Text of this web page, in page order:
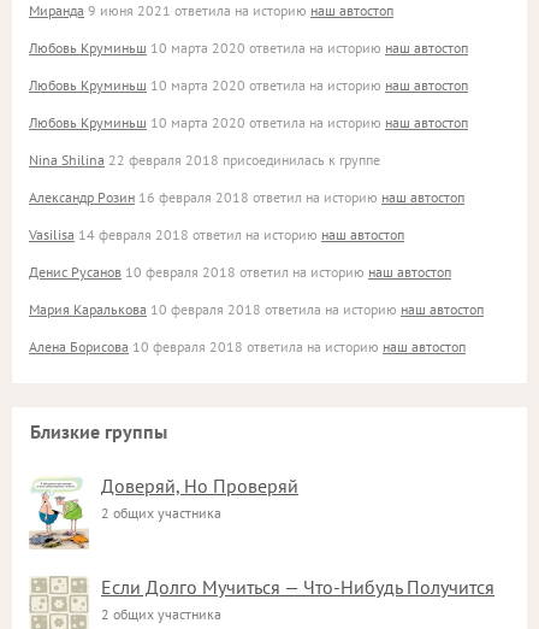
Миранда 9 июня 2021 ответила на историю наш автостоп
Любовь Круминьш 10 марта 2020 ответила на историю наш автостоп
Любовь Круминьш 10 марта 2020 ответила на историю наш автостоп
Любовь Круминьш 10 марта 2020 ответила на историю наш автостоп
Nina Shilina 22 февраля 2018 присоединилась к группе
Александр Розин 16 февраля 2018 ответил на историю наш автостоп
Vasilisa 14 февраля 2018 ответил на историю наш автостоп
Денис Русанов 10 февраля 2018 ответил на историю наш автостоп
Мария Каралькова 10 февраля 2018 ответила на историю наш автостоп
Алена Борисова 10 февраля 2018 ответила на историю наш автостоп
Близкие группы
Доверяй, Но Проверяй
2 общих участника
Если Долго Мучиться — Что-Нибудь Получится
2 общих участника